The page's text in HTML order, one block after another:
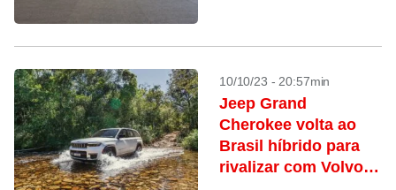
10/10/23 - 20:57min
Jeep Grand
Cherokee volta ao
Brasil híbrido para
rivalizar com Volvo